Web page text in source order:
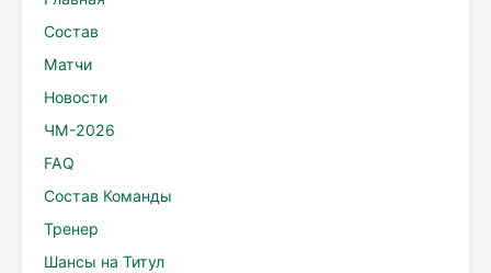
Состав
Матчи
Новости
ЧМ-2026
FAQ
Состав Команды
Тренер
Шансы на Титул